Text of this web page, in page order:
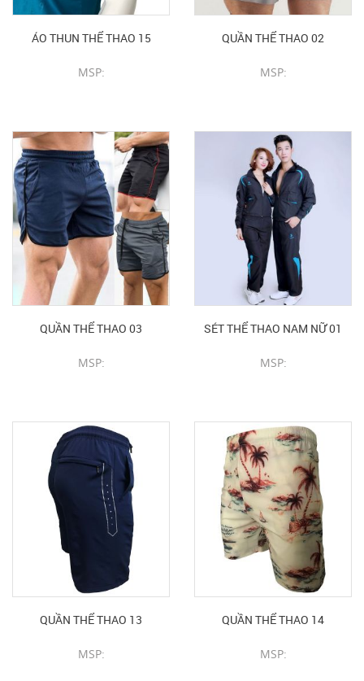
ÁO THUN THỂ THAO 15
MSP:
QUẦN THỂ THAO 02
MSP:
QUẦN THỂ THAO 03
MSP:
SÉT THỂ THAO NAM NỮ 01
MSP:
QUẦN THỂ THAO 13
MSP:
QUẦN THỂ THAO 14
MSP: